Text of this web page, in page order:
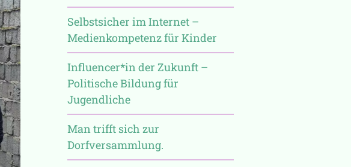
Selbstsicher im Internet –
Medienkompetenz für Kinder
Influencer*in der Zukunft –
Politische Bildung für
Jugendliche
Man trifft sich zur
Dorfversammlung.